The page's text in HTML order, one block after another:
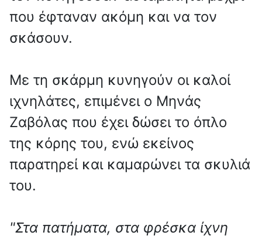
που έφταναν ακόμη και να τον
σκάσουν.
Με τη σκάρμη κυνηγούν οι καλοί
ιχνηλάτες, επιμένει ο Μηνάς
Ζαβόλας που έχει δώσει το όπλο
της κόρης του, ενώ εκείνος
παρατηρεί και καμαρώνει τα σκυλιά
του.
"Στα πατήματα, στα φρέσκα ίχνη